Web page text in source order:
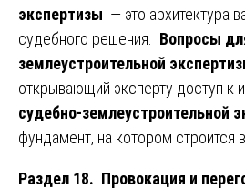
экспертизы — это архитектура
судебного решения. Вопросы
землеустроительной
открывающий эксперту доступ к
судебно-землеустроительной
фундамент, на котором строится
Раздел 18. Провокация и